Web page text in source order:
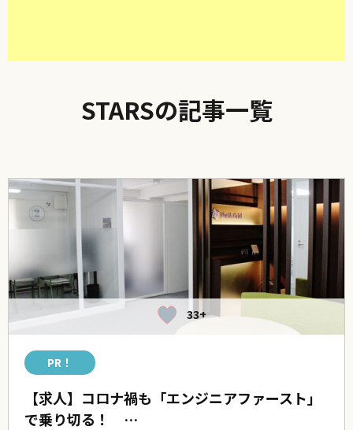
STARSの記事一覧
33+
PR！
【求人】コロナ禍も「エンジニアファースト」
で乗り切る！ …